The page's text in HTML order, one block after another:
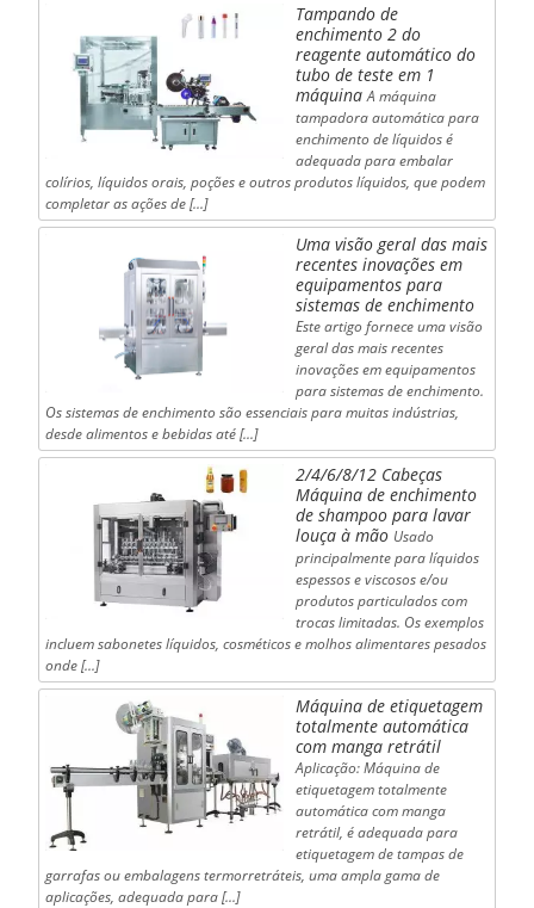
Tampando de
enchimento 2 do
reagente automático do
tubo de teste em 1
máquina A máquina
tampadora automática para
enchimento de líquidos é
adequada para embalar
colírios, líquidos orais, poções e outros produtos líquidos, que podem
completar as ações de [...]
Uma visão geral das mais
recentes inovações em
equipamentos para
sistemas de enchimento
Este artigo fornece uma visão
geral das mais recentes
inovações em equipamentos
para sistemas de enchimento.
Os sistemas de enchimento são essenciais para muitas indústrias,
desde alimentos e bebidas até [...]
2/4/6/8/12 Cabeças
Máquina de enchimento
de shampoo para lavar
louça à mão Usado
principalmente para líquidos
espessos e viscosos e/ou
produtos particulados com
trocas limitadas. Os exemplos
incluem sabonetes líquidos, cosméticos e molhos alimentares pesados
onde [...]
Máquina de etiquetagem
totalmente automática
com manga retrátil
Aplicação: Máquina de
etiquetagem totalmente
automática com manga
retrátil, é adequada para
etiquetagem de tampas de
garrafas ou embalagens termorretráteis, uma ampla gama de
aplicações, adequada para [...]